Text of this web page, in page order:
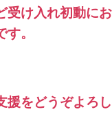
受け入れ初動に
。
援をどうぞよろ